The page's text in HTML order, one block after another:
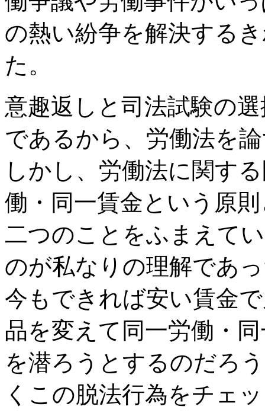
の熱い紛争を解決する
た。
意趣返しと司法試験の
であるから、労働法を
しかし、労働法に関す
働・同一賃金という原
二つのことをふまえて
のが私なりの理解であ
今もできれば安い賃金
品を変えて同一労働・
を潜ろうとするのだろ
くこの脱法行為をチェ